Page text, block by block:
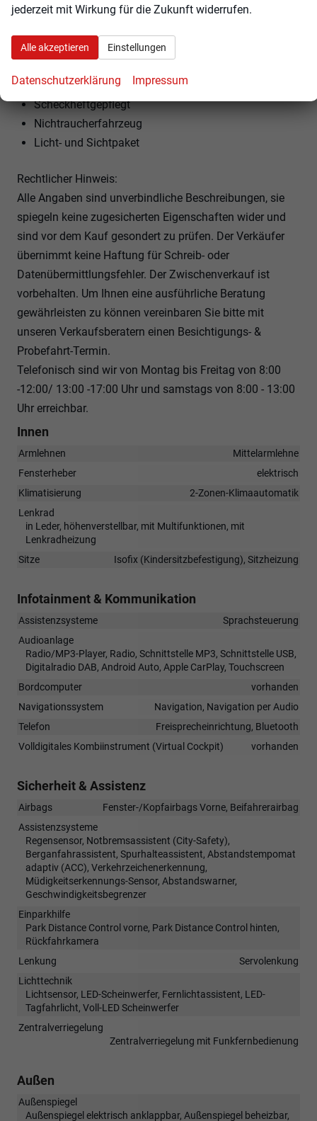
17 LM-Felgen
LED-Tagfahrlicht
Garantie
Scheckheftgepflegt
Nichtraucherfahrzeug
Licht- und Sichtpaket
Rechtlicher Hinweis:
Alle Angaben sind unverbindliche Beschreibungen, sie
spiegeln keine zugesicherten Eigenschaften wider und
sind vor dem Kauf gesondert zu prüfen. Der Verkäufer
übernimmt keine Haftung für Schreib- oder
Datenübermittlungsfehler. Der Zwischenverkauf ist
vorbehalten. Um Ihnen eine ausführliche Beratung
gewährleisten zu können vereinbaren Sie bitte mit
unseren Verkaufsberatern einen Besichtigungs- &
Probefahrt-Termin.
Telefonisch sind wir von Montag bis Freitag von 8:00
-12:00/ 13:00 -17:00 Uhr und samstags von 8:00 - 13:00
Uhr erreichbar.
Innen
Armlehnen
Mittelarmlehne
Fensterheber
elektrisch
Klimatisierung
2-Zonen-Klimaautomatik
Lenkrad
in Leder, höhenverstellbar, mit Multifunktionen, mit
Lenkradheizung
Sitze
Isofix (Kindersitzbefestigung), Sitzheizung
Infotainment & Kommunikation
Assistenzsysteme
Sprachsteuerung
Audioanlage
Radio/MP3-Player, Radio, Schnittstelle MP3, Schnittstelle USB,
Digitalradio DAB, Android Auto, Apple CarPlay, Touchscreen
Bordcomputer
vorhanden
Navigationssystem
Navigation, Navigation per Audio
Telefon
Freisprecheinrichtung, Bluetooth
Volldigitales Kombiinstrument (Virtual Cockpit)
vorhanden
Sicherheit & Assistenz
Airbags
Fenster-/Kopfairbags Vorne, Beifahrerairbag
Assistenzsysteme
Regensensor, Notbremsassistent (City-Safety),
Berganfahrassistent, Spurhalteassistent, Abstandstempomat
adaptiv (ACC), Verkehrzeichenerkennung,
Müdigkeitserkennungs-Sensor, Abstandswarner,
Geschwindigkeitsbegrenzer
Einparkhilfe
Park Distance Control vorne, Park Distance Control hinten,
Rückfahrkamera
Lenkung
Servolenkung
Lichttechnik
Lichtsensor, LED-Scheinwerfer, Fernlichtassistent, LED-
Tagfahrlicht, Voll-LED Scheinwerfer
Zentralverriegelung
Zentralverriegelung mit Funkfernbedienung
Außen
Außenspiegel
Außenspiegel elektrisch anklappbar, Außenspiegel beheizbar,
jederzeit mit Wirkung für die Zukunft widerrufen.
Alle akzeptieren Einstellungen
Datenschutzerklärung Impressum